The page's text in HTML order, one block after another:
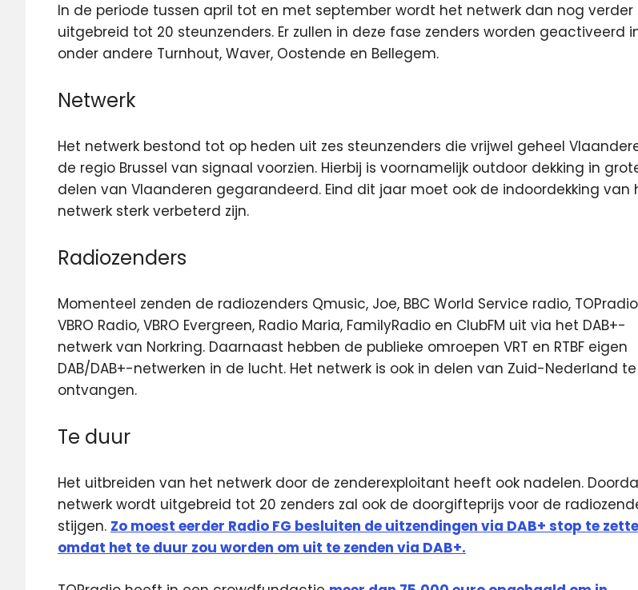
In de periode tussen april tot en met september wordt het netwerk dan nog verder
uitgebreid tot 20 steunzenders. Er zullen in deze fase zenders worden geactiveerd
onder andere Turnhout, Waver, Oostende en Bellegem.
Netwerk
Het netwerk bestond tot op heden uit zes steunzenders die vrijwel geheel
de regio Brussel van signaal voorzien. Hierbij is voornamelijk outdoor dekking in
delen van Vlaanderen gegarandeerd. Eind dit jaar moet ook de indoordekking van
netwerk sterk verbeterd zijn.
Radiozenders
Momenteel zenden de radiozenders Qmusic, Joe, BBC World Service radio,
VBRO Radio, VBRO Evergreen, Radio Maria, FamilyRadio en ClubFM uit via het DAB+-
netwerk van Norkring. Daarnaast hebben de publieke omroepen VRT en RTBF eigen
DAB/DAB+-netwerken in de lucht. Het netwerk is ook in delen van Zuid-Nederland te
ontvangen.
Te duur
Het uitbreiden van het netwerk door de zenderexploitant heeft ook nadelen.
netwerk wordt uitgebreid tot 20 zenders zal ook de doorgifteprijs voor de
stijgen. Zo moest eerder Radio FG besluiten de uitzendingen via DAB+ stop te
omdat het te duur zou worden om uit te zenden via DAB+.